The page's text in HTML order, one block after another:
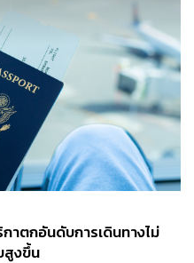
าตกอันดับการเดินทางไม่
สูงขึ้น